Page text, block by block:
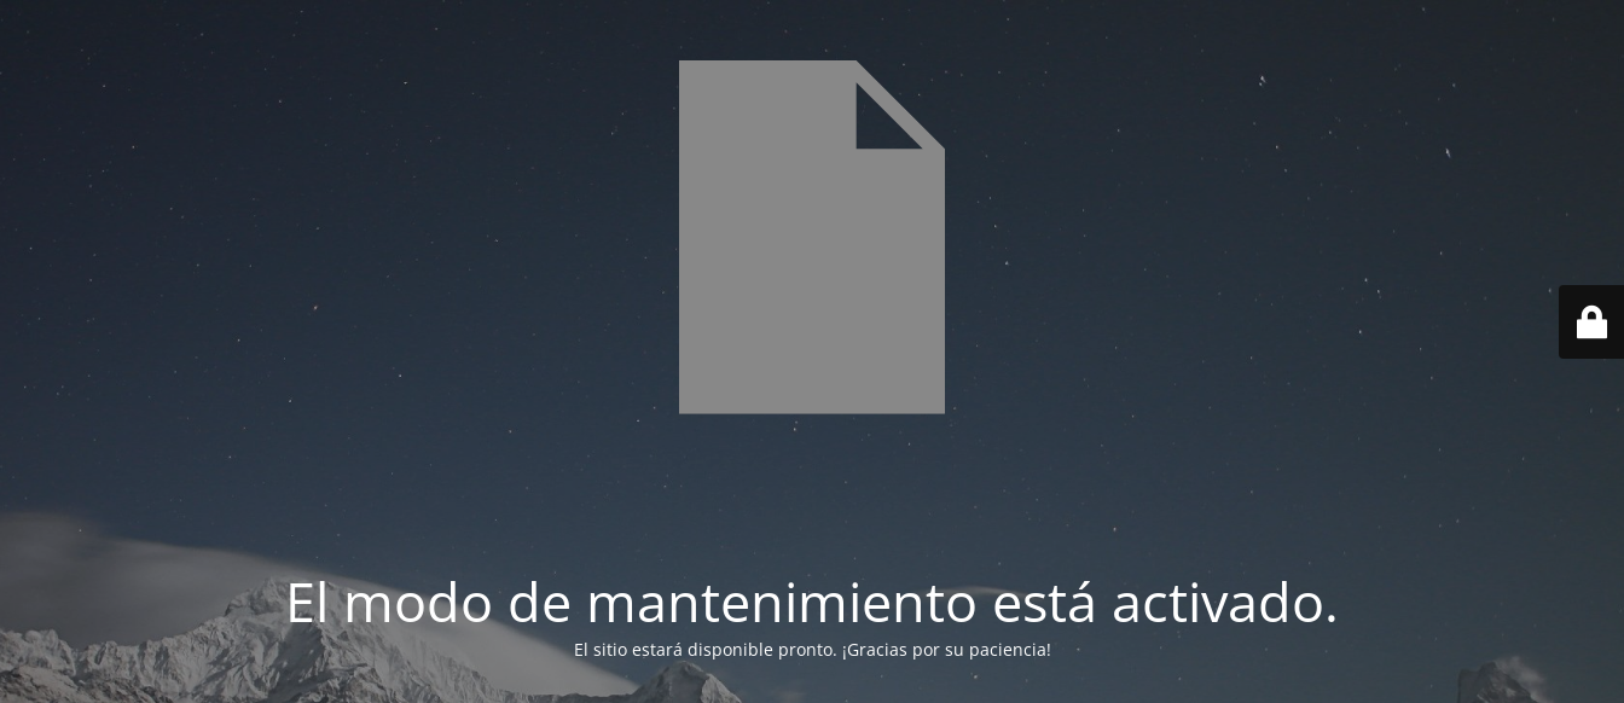
El modo de mantenimiento está activado.
El sitio estará disponible pronto. ¡Gracias por su paciencia!